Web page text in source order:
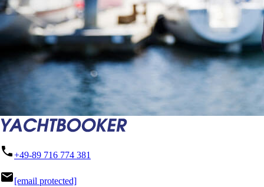
phone+49-89 716 774 381
mail[email protected]